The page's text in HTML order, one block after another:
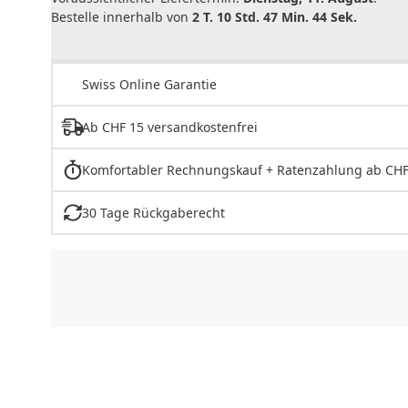
Bestelle innerhalb von 2 T. 10 Std. 47 Min. 44 Sek.
Swiss Online Garantie
Ab CHF 15 versandkostenfrei
Komfortabler Rechnungskauf + Ratenzahlung ab
30 Tage Rückgaberecht